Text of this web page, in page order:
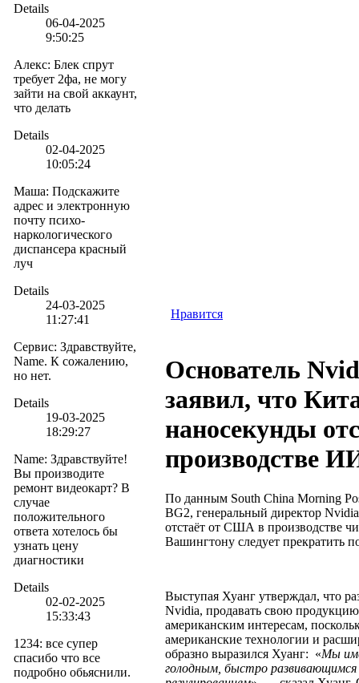
Details
06-04-2025
9:50:25
Алекс: Блек спрут
требует 2фа, не могу
зайти на свой аккаунт,
что делать
Details
02-04-2025
10:05:24
Маша: Подскажите
адрес и электронную
почту психо-
наркологического
диспансера красный
луч
Details
24-03-2025
11:27:41
Сервис: Здравствуйте,
Name. К сожалению,
но нет.
Details
19-03-2025
18:29:27
Name: Здравствуйте!
Вы производите
ремонт видеокарт? В
случае
положительного
ответа хотелось бы
узнать цену
диагностики
Details
02-02-2025
15:33:43
1234: все супер
спасибо что все
подробно обьяснили.
Нравится
Основатель
заявил, что
наносекунды
производстве
По данным South China Morning
BG2, генеральный директор
отстаёт от США в производстве
Вашингтону следует прекратить
Выступая Хуанг утверждал, что
Nvidia, продавать свою продукцию
американским интересам,
американские технологии и
образно выразился Хуанг: «Мы
голодным, быстро